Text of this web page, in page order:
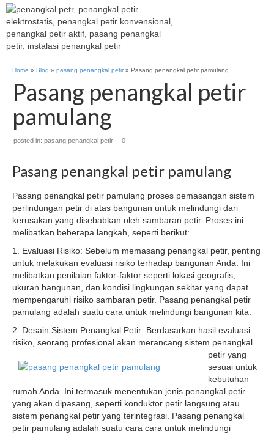
Home » Blog » pasang penangkal petir » Pasang penangkal petir pamulang
Pasang penangkal petir
pamulang
posted in: pasang penangkal petir | 0
Pasang penangkal petir pamulang
Pasang penangkal petir pamulang proses pemasangan sistem
perlindungan petir di atas bangunan untuk melindungi dari
kerusakan yang disebabkan oleh sambaran petir. Proses ini
melibatkan beberapa langkah, seperti berikut:
1. Evaluasi Risiko: Sebelum memasang penangkal petir, penting
untuk melakukan evaluasi risiko terhadap bangunan Anda. Ini
melibatkan penilaian faktor-faktor seperti lokasi geografis,
ukuran bangunan, dan kondisi lingkungan sekitar yang dapat
mempengaruhi risiko sambaran petir. Pasang penangkal petir
pamulang adalah suatu cara untuk melindungi bangunan kita.
2. Desain Sistem Penangkal Petir: Berdasarkan hasil evaluasi
risiko, seorang profesional akan merancang sistem penangkal
petir yang
sesuai untuk
kebutuhan
rumah Anda. Ini termasuk menentukan jenis penangkal petir
yang akan dipasang, seperti konduktor petir langsung atau
sistem penangkal petir yang terintegrasi. Pasang penangkal
petir pamulang adalah suatu cara cara untuk melindungi